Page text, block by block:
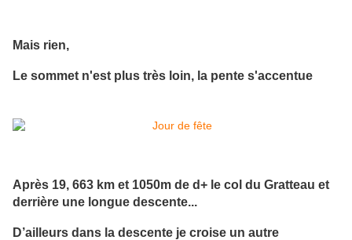
Mais rien,
Le sommet n'est plus très loin, la pente s'accentue
Après 19, 663 km et 1050m de d+ le col du Gratteau et
derrière une longue descente...
D’ailleurs dans la descente je croise un autre